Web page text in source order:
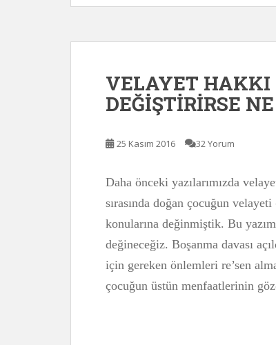
VELAYET HAKKI
DEĞİŞTİRİRSE
25 Kasım 2016 32 Yorum
Daha önceki yazılarımızda
sırasında doğan çocuğun
konularına değinmiştik. Bu
değineceğiz. Boşanma davası
için gereken önlemleri re’sen
çocuğun üstün menfaatlerinin